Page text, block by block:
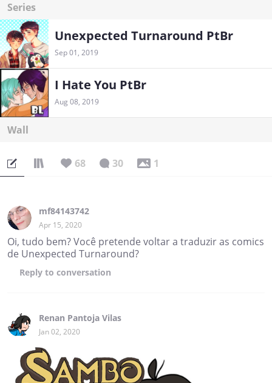
Series
Unexpected Turnaround PtBr
Sep 01, 2019
I Hate You PtBr
Aug 08, 2019
Wall
68 30 1
mf84143742
Apr 15, 2020
Oi, tudo bem? Você pretende voltar a traduzir as comics
de Unexpected Turnaround?
Reply to conversation
Renan Pantoja Vilas
Jan 02, 2020